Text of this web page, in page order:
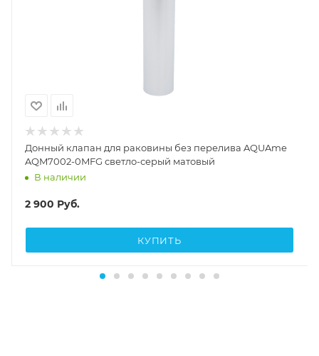
Донный клапан для раковины без перелива AQUAme
AQM7002-0MFG светло-серый матовый
В наличии
2 900 Руб.
КУПИТЬ